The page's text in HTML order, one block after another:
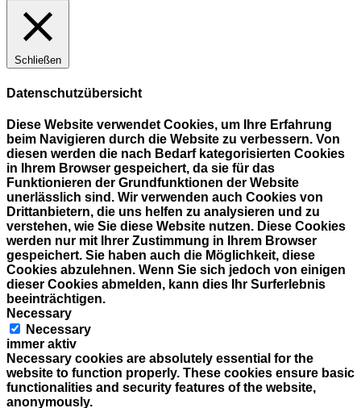
Schließen
Datenschutzübersicht
Diese Website verwendet Cookies, um Ihre Erfahrung
beim Navigieren durch die Website zu verbessern. Von
diesen werden die nach Bedarf kategorisierten Cookies
in Ihrem Browser gespeichert, da sie für das
Funktionieren der Grundfunktionen der Website
unerlässlich sind. Wir verwenden auch Cookies von
Drittanbietern, die uns helfen zu analysieren und zu
verstehen, wie Sie diese Website nutzen. Diese Cookies
werden nur mit Ihrer Zustimmung in Ihrem Browser
gespeichert. Sie haben auch die Möglichkeit, diese
Cookies abzulehnen. Wenn Sie sich jedoch von einigen
dieser Cookies abmelden, kann dies Ihr Surferlebnis
beeinträchtigen.
Necessary
Necessary
immer aktiv
Necessary cookies are absolutely essential for the
website to function properly. These cookies ensure basic
functionalities and security features of the website,
anonymously.